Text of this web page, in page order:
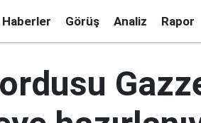
Haberler Görüş Analiz Rapor